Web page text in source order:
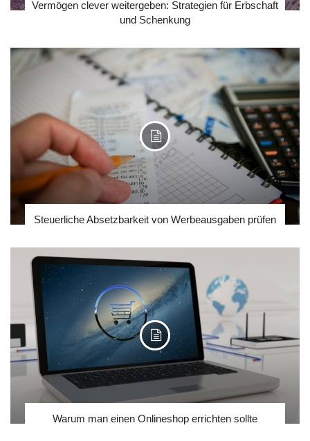
Vermögen clever weitergeben: Strategien für Erbschaft
und Schenkung
Steuerliche Absetzbarkeit von Werbeausgaben prüfen
Warum man einen Onlineshop errichten sollte